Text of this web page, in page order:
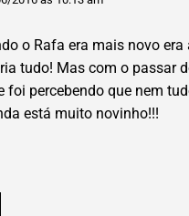
o Rafa era mais novo era
tudo! Mas com o passar
foi percebendo que nem
está muito novinho!!!